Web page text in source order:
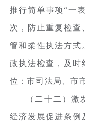
推行简单事项“一
次，防止重复检查
管和柔性执法方式
政执法检查，及时
位：市司法局、市
（二十二）
经济发展促进条例